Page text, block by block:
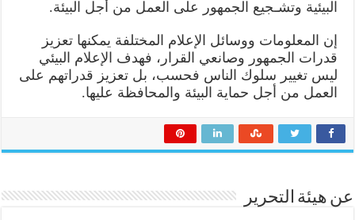
البيئية وتشـجيع الجمهور على العمل من أجل البيئة.
إن المعلومات ووسائل الإعلام المختلفة يمكنها تعزيز
قدرات الجمهور وصانعي القرار، فهدف الإعلام البيئي
ليس تغيير سلوك الناس فحسب، بل تعزيز قدراتهم على
العمل من أجل حماية البيئة والمحافظة عليها.
عن هيئة التحرير